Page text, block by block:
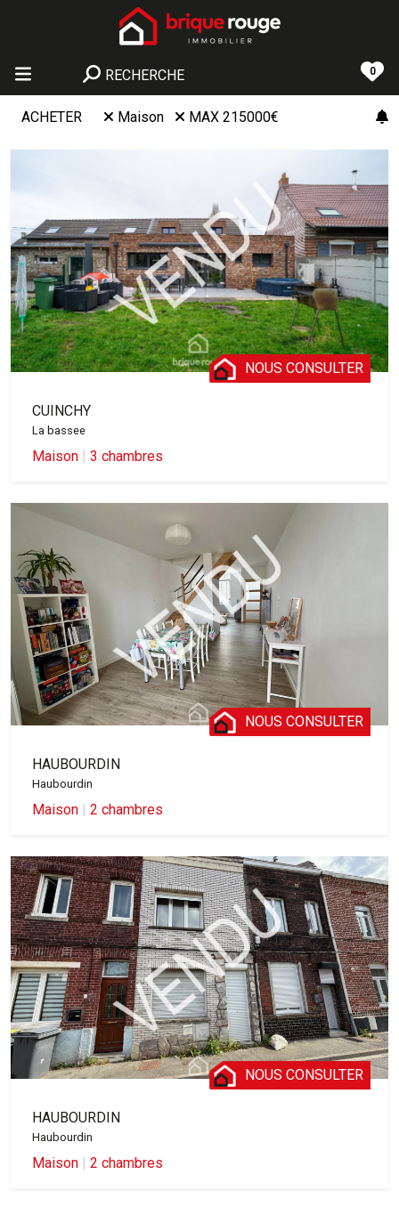
RECHERCHE 0
ACHETER Maison MAX 215000€
NOUS CONSULTER
CUINCHY
La bassee
Maison | 3 chambres
NOUS CONSULTER
HAUBOURDIN
Haubourdin
Maison | 2 chambres
NOUS CONSULTER
HAUBOURDIN
Haubourdin
Maison | 2 chambres